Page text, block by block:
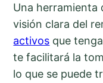
Una herramienta
visión clara del
activos que
te facilitará la
lo que se puede